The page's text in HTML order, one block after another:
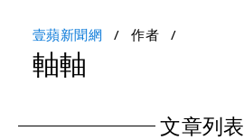
壹蘋新聞網 作者
軸軸
文章列表